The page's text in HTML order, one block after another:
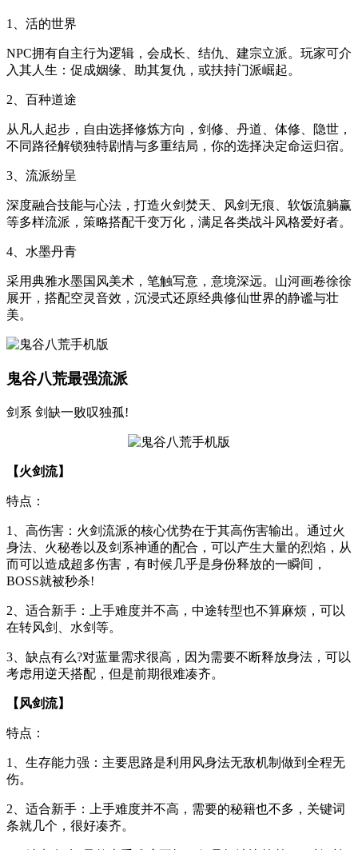
1、活的世界
NPC拥有自主行为逻辑，会成长、结仇、建宗立派。玩家可介
入其人生：促成姻缘、助其复仇，或扶持门派崛起。
2、百种道途
从凡人起步，自由选择修炼方向，剑修、丹道、体修、隐世，
不同路径解锁独特剧情与多重结局，你的选择决定命运归宿。
3、流派纷呈
深度融合技能与心法，打造火剑焚天、风剑无痕、软饭流躺赢
等多样流派，策略搭配千变万化，满足各类战斗风格爱好者。
4、水墨丹青
采用典雅水墨国风美术，笔触写意，意境深远。山河画卷徐徐
展开，搭配空灵音效，沉浸式还原经典修仙世界的静谧与壮
美。
鬼谷八荒最强流派
剑系 剑缺一败叹独孤!
【火剑流】
特点：
1、高伤害：火剑流派的核心优势在于其高伤害输出。通过火
身法、火秘卷以及剑系神通的配合，可以产生大量的烈焰，从
而可以造成超多伤害，有时候几乎是身份释放的一瞬间，
BOSS就被秒杀!
2、适合新手：上手难度并不高，中途转型也不算麻烦，可以
在转风剑、水剑等。
3、缺点有么?对蓝量需求很高，因为需要不断释放身法，可以
考虑用逆天搭配，但是前期很难凑齐。
【风剑流】
特点：
1、生存能力强：主要思路是利用风身法无敌机制做到全程无
伤。
2、适合新手：上手难度并不高，需要的秘籍也不多，关键词
条就几个，很好凑齐。